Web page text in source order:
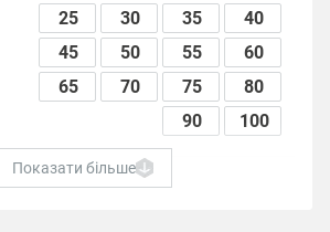
25
30 35
40
45
50 55
60
65
70 75
80
90
100
Полукруглая
Показати більше